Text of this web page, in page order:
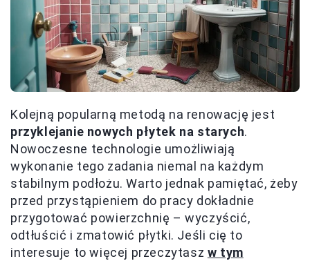
Kolejną popularną metodą na renowację jest
przyklejanie nowych płytek na starych.
Nowoczesne technologie umożliwiają
wykonanie tego zadania niemal na każdym
stabilnym podłożu. Warto jednak pamiętać, żeby
przed przystąpieniem do pracy dokładnie
przygotować powierzchnię – wyczyścić,
odtłuścić i zmatowić płytki. Jeśli cię to
interesuje to więcej przeczytasz w tym